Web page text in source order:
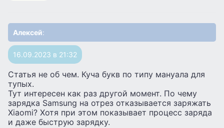
Алексей:
16.09.2023 в 21:32
Статья не об чем. Куча букв по типу мануала для
тупых.
Тут интересен как раз другой момент. По чему
зарядка Samsung на отрез отказывается заряжать
Xiaomi? Хотя при этом показывает процесс заряда
и даже быструю зарядку.